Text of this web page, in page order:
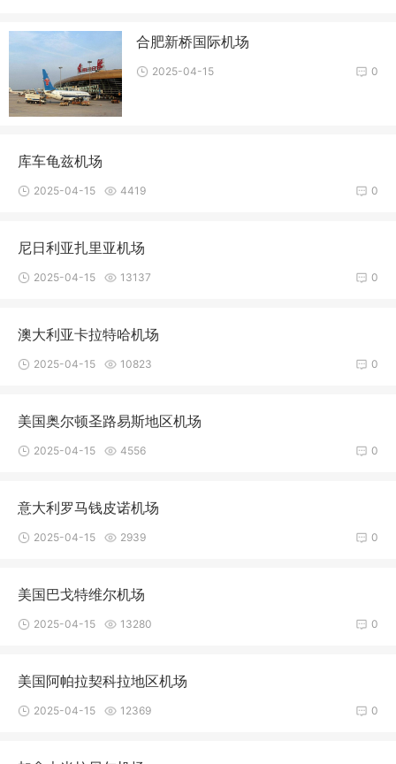
合肥新桥国际机场
0
2025-04-15
库车龟兹机场
0
2025-04-15 4419
尼日利亚扎里亚机场
0
2025-04-15 13137
澳大利亚卡拉特哈机场
0
2025-04-15 10823
美国奥尔顿圣路易斯地区机场
0
2025-04-15 4556
意大利罗马钱皮诺机场
0
2025-04-15 2939
美国巴戈特维尔机场
0
2025-04-15 13280
美国阿帕拉契科拉地区机场
0
2025-04-15 12369